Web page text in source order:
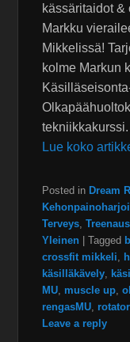
kässäritaidot
Markku
Mikkelissä!
kolme Markun
Lue koko
Posted in Dream
Terveys,Treenaus
Yleinen
|Tagged
crossfit mikkeli,
käsilläkävely,
MU, muscle up,
rengasMU,
Leave a reply